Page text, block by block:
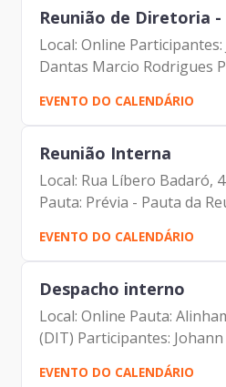
Reunião de Diretoria -
Local: Online
Dantas Marcio Rodrigues
Luciano de Azevedo
Celso de Paula
Magnani Hiromoto
EVENTO DO CALENDÁRIO
Reunião Interna
Local: Rua Líbero Badaró,
Pauta: Prévia - Pauta da
Participantes: Johann
Magnani Hiromoto
EVENTO DO CALENDÁRIO
Despacho interno
Local: Online Pauta:
(DIT) Participantes:
Mateus Dias Marçal
Jacques Feitosa de Oliveira
EVENTO DO CALENDÁRIO